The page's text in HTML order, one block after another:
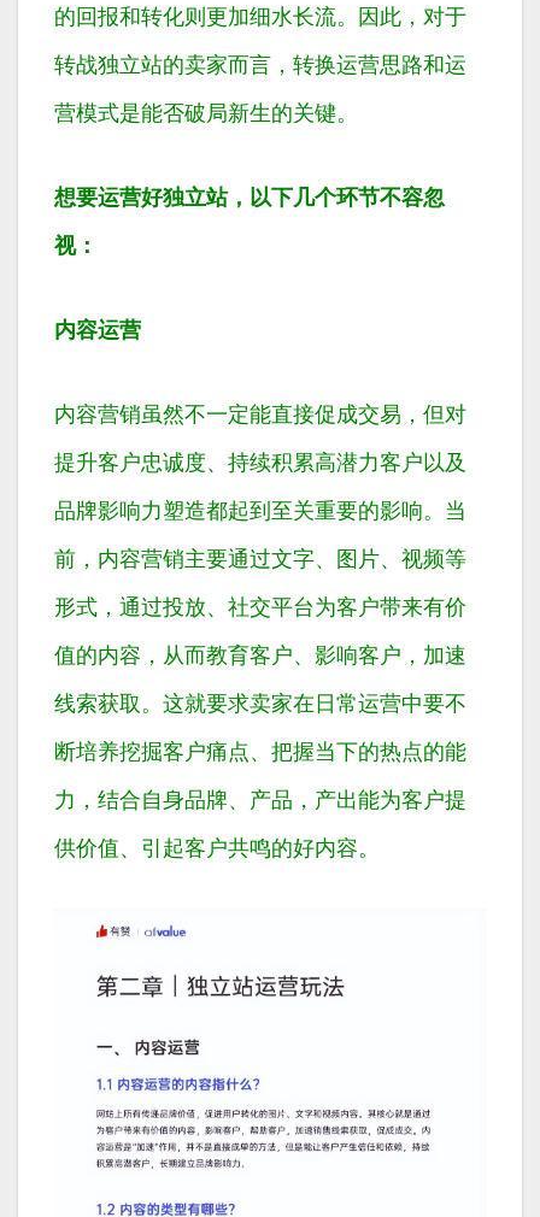
的回报和转化则更加细水长流。因此，对于
转战独立站的卖家而言，转换运营思路和运
营模式是能否破局新生的关键。
想要运营好独立站，以下几个环节不容忽
视：
内容运营
内容营销虽然不一定能直接促成交易，但对
提升客户忠诚度、持续积累高潜力客户以及
品牌影响力塑造都起到至关重要的影响。当
前，内容营销主要通过文字、图片、视频等
形式，通过投放、社交平台为客户带来有价
值的内容，从而教育客户、影响客户，加速
线索获取。这就要求卖家在日常运营中要不
断培养挖掘客户痛点、把握当下的热点的能
力，结合自身品牌、产品，产出能为客户提
供价值、引起客户共鸣的好内容。